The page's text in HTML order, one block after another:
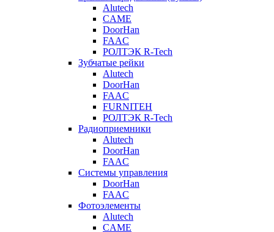
Alutech
CAME
DoorHan
FAAC
РОЛТЭК R-Tech
Зубчатые рейки
Alutech
DoorHan
FAAC
FURNITEH
РОЛТЭК R-Tech
Радиоприемники
Alutech
DoorHan
FAAC
Системы управления
DoorHan
FAAC
Фотоэлементы
Alutech
CAME